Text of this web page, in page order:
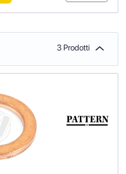
3 Prodotti